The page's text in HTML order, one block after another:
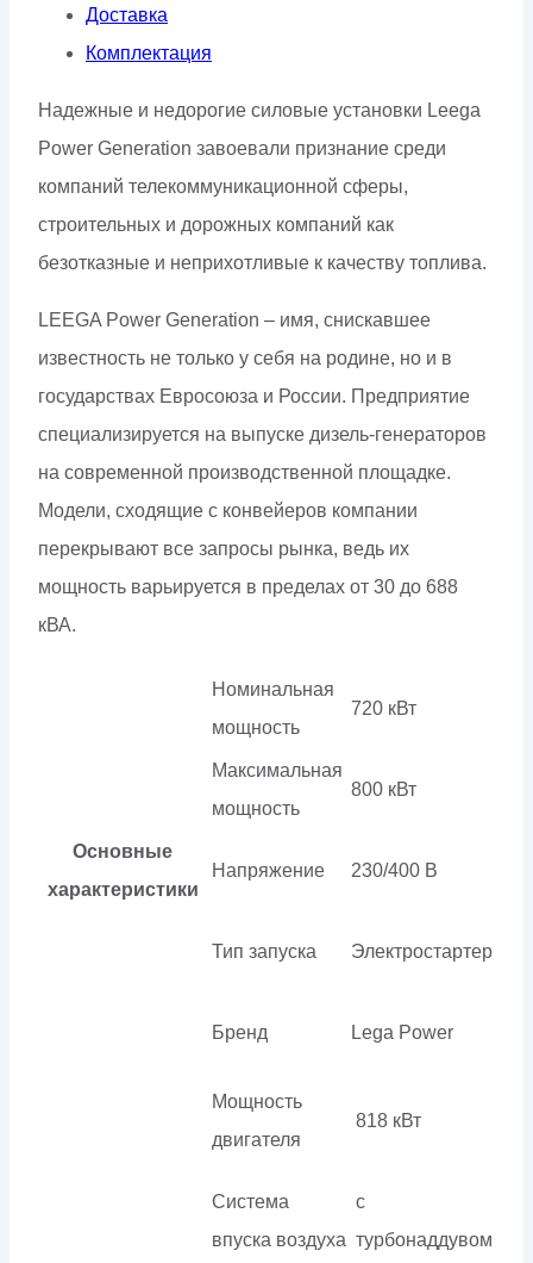
Доставка
Комплектация
Надежные и недорогие силовые установки Leega
Power Generation завоевали признание среди
компаний телекоммуникационной сферы,
строительных и дорожных компаний как
безотказные и неприхотливые к качеству топлива.
LEEGA Power Generation – имя, снискавшее
известность не только у себя на родине, но и в
государствах Евросоюза и России. Предприятие
специализируется на выпуске дизель-генераторов
на современной производственной площадке.
Модели, сходящие с конвейеров компании
перекрывают все запросы рынка, ведь их
мощность варьируется в пределах от 30 до 688
кВА.
Основные
характеристики
Номинальная
мощность
720 кВт
Максимальная
мощность
800 кВт
Напряжение 230/400 В
Тип запуска Электростартер
Бренд Lega Power
Мощность
двигателя
818 кВт
Система
впуска воздуха
с
турбонаддувом